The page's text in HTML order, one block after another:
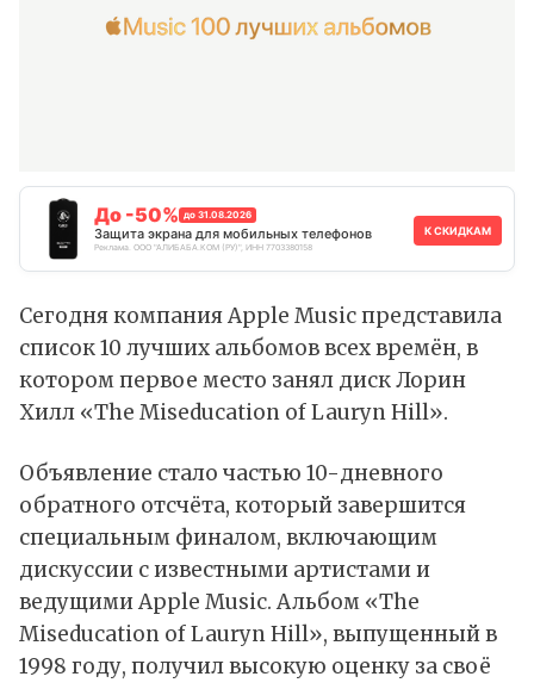
До -50% до 31.08.2026
Защита экрана для мобильных телефонов
Реклама. ООО "АЛИБАБА.КОМ (РУ)", ИНН 7703380158
К СКИДКАМ
Сегодня компания Apple Musicпредставила
список 10 лучших альбомов всех времён, в
котором первое место занял диск Лорин
Хилл «The Miseducation of Lauryn Hill».
Объявление стало частью 10-дневного
обратного отсчёта, который завершится
специальным финалом, включающим
дискуссии с известными артистами и
ведущими Apple Music. Альбом «The
Miseducation of Lauryn Hill», выпущенный в
1998 году, получил высокую оценку за своё